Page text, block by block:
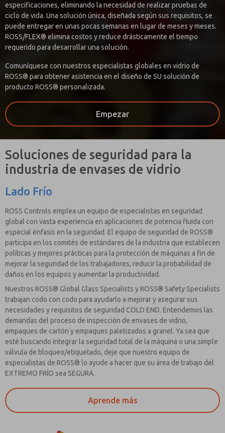
especificaciones, eliminando la necesidad de realizar pruebas de
ciclo de vida. Una solución única, diseñada según sus requisitos, se
puede entregar en unas pocas semanas en lugar de meses y meses.
ROSS/FLEX® elimina costos y reduce drásticamente el tiempo
requerido para desarrollar una solución.
Comuníquese con nuestros especialistas globales en vidrio de
ROSS® para obtener asistencia en el diseño de SU solución de
producto ROSS® personalizada.
Empezar
Soluciones de seguridad para la
industria de envases de vidrio
Lado Frío
ROSS Controls emplea un equipo de especialistas en seguridad
global con vasta experiencia en aplicaciones de potencia fluida con
especial énfasis en la seguridad. El equipo de seguridad de ROSS®
participa en los comités de estándares de la industria que establecen
políticas y mejores prácticas para la protección de máquinas a fin de
mejorar la seguridad de los trabajadores, reducir la probabilidad de
daños en los equipos y aumentar la productividad.
Nuestros ROSS® Global Glass Specialists y ROSS® Safety Specialists
trabajan codo con codo para ayudarlo a mejorar y asegurar sus
necesidades y requisitos de seguridad COLD END. Entendemos las
demandas del proceso de inspección de envases de vidrio,
empaques de cartón y empaques paletizados a granel. Ya sea que
esté buscando integrar la seguridad total de la máquina o una simple
válvula de bloqueo/etiquetado, deje que nuestro equipo de
especialistas de ROSS® lo ayude a hacer que su área de trabajo del
EXTREMO FRÍO sea SEGURA.
Aprende más